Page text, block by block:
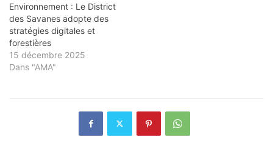
Environnement : Le District
des Savanes adopte des
stratégies digitales et
forestières
15 décembre 2025
Dans "AMA"